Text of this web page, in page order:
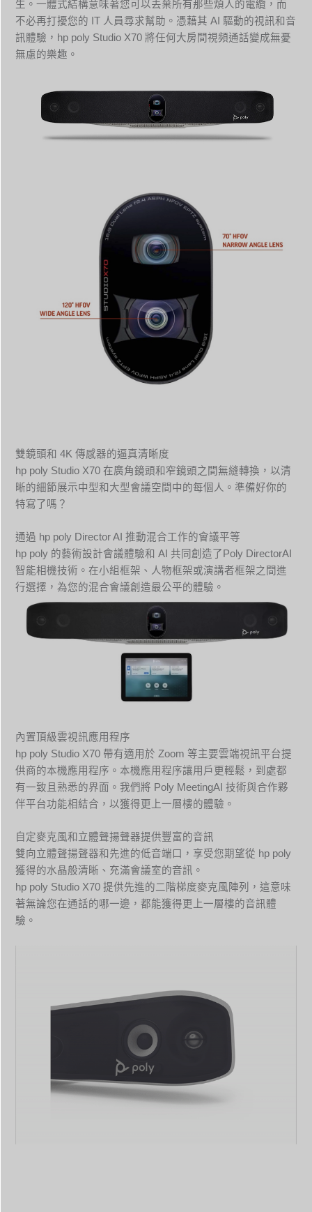
生。一體式結構意味著您可以丟棄所有那些煩人的電纜，而
不必再打擾您的 IT 人員尋求幫助。憑藉其 AI 驅動的視訊和音
訊體驗，hp poly Studio X70 將任何大房間視頻通話變成無憂
無慮的樂趣。
雙鏡頭和 4K 傳感器的逼真清晰度
hp poly Studio X70 在廣角鏡頭和窄鏡頭之間無縫轉換，以清
晰的細節展示中型和大型會議空間中的每個人。準備好你的
特寫了嗎？
通過 hp poly Director AI 推動混合工作的會議平等
hp poly 的藝術設計會議體驗和 AI 共同創造了Poly DirectorAI
智能相機技術。在小組框架、人物框架或演講者框架之間進
行選擇，為您的混合會議創造最公平的體驗。
內置頂級雲視訊應用程序
hp poly Studio X70 帶有適用於 Zoom 等主要雲端視訊平台提
供商的本機應用程序。本機應用程序讓用戶更輕鬆，到處都
有一致且熟悉的界面。我們將 Poly MeetingAI 技術與合作夥
伴平台功能相結合，以獲得更上一層樓的體驗。
自定麥克風和立體聲揚聲器提供豐富的音訊
雙向立體聲揚聲器和先進的低音端口，享受您期望從 hp poly
獲得的水晶般清晰、充滿會議室的音訊。
hp poly Studio X70 提供先進的二階梯度麥克風陣列，這意味
著無論您在通話的哪一邊，都能獲得更上一層樓的音訊體
驗。